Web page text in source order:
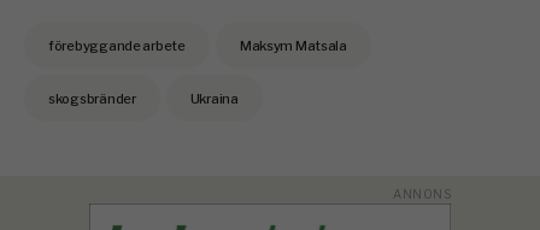
förebyggande arbete Maksym Matsala
skogsbränder Ukraina